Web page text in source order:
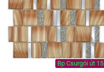
Bp Csurgói út 15